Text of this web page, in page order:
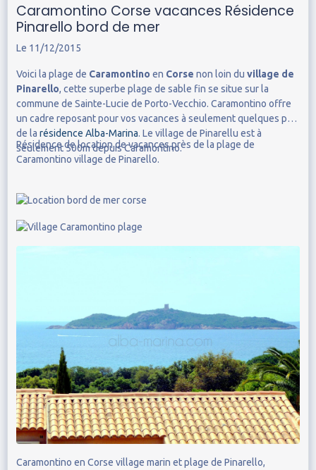
Caramontino Corse vacances Résidence
Pinarello bord de mer
Le 11/12/2015
Voici la plage de Caramontino en Corse non loin du village de
Pinarello, cette superbe plage de sable fin se situe sur la
commune de Sainte-Lucie de Porto-Vecchio. Caramontino offre
un cadre reposant pour vos vacances à seulement quelques pas
de la résidence Alba-Marina. Le village de Pinarellu est à
seulement 500m depuis Caramontino.
Résidence de location de vacances près de la plage de
Caramontino village de Pinarello.
Caramontino en Corse village marin et plage de Pinarello,